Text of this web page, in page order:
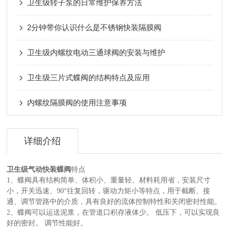
卫生级转子泵的日常维护保养方法
2分钟带你认识什么是不锈钢快装隔膜阀
卫生级内螺纹电动三通球阀的安装与维护
卫生级三片式蝶阀的结构特点及应用
内螺纹隔膜阀的使用注意事项
详细介绍
卫生级气动快装蝶阀特点
1、蝶阀具有结构简单、体积小、重量轻、材料耗用省，安装尺寸
小，开关迅速、90°往复回转，驱动力矩小等特点，用于截断、接
通、调节管路中的介质，具有良好的流体控制特性和关闭密封性能。
2、蝶阀可以运送泥浆，在管道口积存液体少。 低压下，可以实现良
好的密封。 调节性能好。